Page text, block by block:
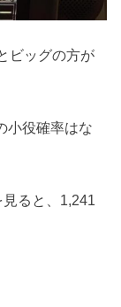
ビッグの方が
小役確率はな
ると、1,241